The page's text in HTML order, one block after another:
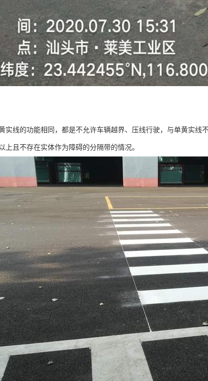
实线的功能相同，都是不允许车辆越界、压线行驶，与单黄实线
上且不存在实体作为障碍的分隔带的情况。